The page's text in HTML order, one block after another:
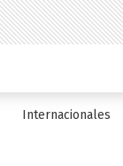
Internacionales